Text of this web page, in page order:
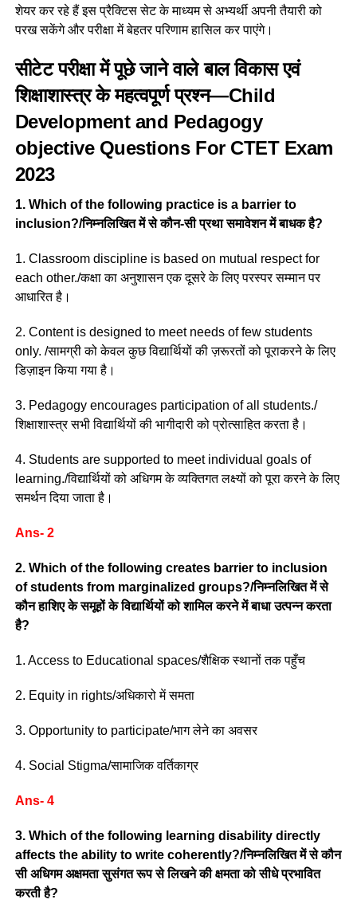
शेयर कर रहे हैं इस प्रैक्टिस सेट के माध्यम से अभ्यर्थी अपनी तैयारी को
परख सकेंगे और परीक्षा में बेहतर परिणाम हासिल कर पाएंगे।
सीटेट परीक्षा में पूछे जाने वाले बाल विकास एवं
शिक्षाशास्त्र के महत्वपूर्ण प्रश्न—Child
Development and Pedagogy
objective Questions For CTET Exam
2023
1. Which of the following practice is a barrier to
inclusion?/निम्नलिखित में से कौन-सी प्रथा समावेशन में बाधक है?
1. Classroom discipline is based on mutual respect for
each other./कक्षा का अनुशासन एक दूसरे के लिए परस्पर सम्मान पर
आधारित है।
2. Content is designed to meet needs of few students
only. /सामग्री को केवल कुछ विद्यार्थियों की ज़रूरतों को पूराकरने के लिए
डिज़ाइन किया गया है।
3. Pedagogy encourages participation of all students./
शिक्षाशास्त्र सभी विद्यार्थियों की भागीदारी को प्रोत्साहित करता है।
4. Students are supported to meet individual goals of
learning./विद्यार्थियों को अधिगम के व्यक्तिगत लक्ष्यों को पूरा करने के लिए
समर्थन दिया जाता है।
Ans- 2
2. Which of the following creates barrier to inclusion
of students from marginalized groups?/निम्नलिखित में से
कौन हाशिए के समूहों के विद्यार्थियों को शामिल करने में बाधा उत्पन्न करता
है?
1. Access to Educational spaces/शैक्षिक स्थानों तक पहुँच
2. Equity in rights/अधिकारो में समता
3. Opportunity to participate/भाग लेने का अवसर
4. Social Stigma/सामाजिक वर्तिकाग्र
Ans- 4
3. Which of the following learning disability directly
affects the ability to write coherently?/निम्नलिखित में से कौन
सी अधिगम अक्षमता सुसंगत रूप से लिखने की क्षमता को सीधे प्रभावित
करती है?